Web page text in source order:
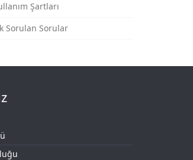
Şartları
Sorulan Sorular